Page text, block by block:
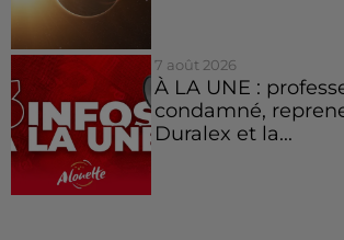
7 août 2026
À LA UNE :
condamné,
Duralex et la...